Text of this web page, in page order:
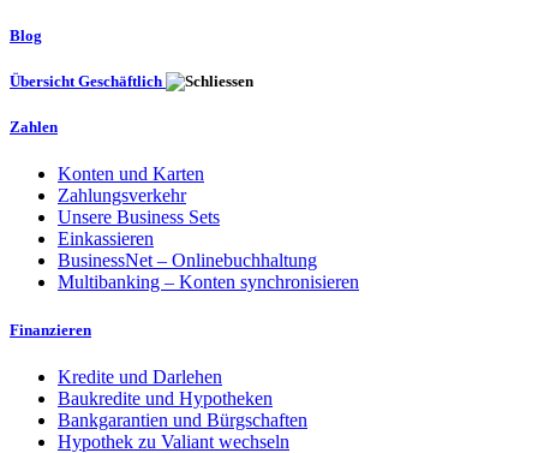
Blog
Übersicht Geschäftlich
Zahlen
Konten und Karten
Zahlungsverkehr
Unsere Business Sets
Einkassieren
BusinessNet – Onlinebuchhaltung
Multibanking – Konten synchronisieren
Finanzieren
Kredite und Darlehen
Baukredite und Hypotheken
Bankgarantien und Bürgschaften
Hypothek zu Valiant wechseln